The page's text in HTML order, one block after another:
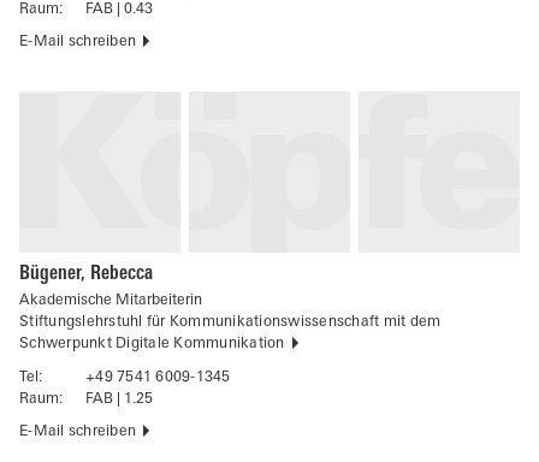
Raum:
FAB | 0.43
E-Mail schreiben
Bügener, Rebecca
Akademische Mitarbeiterin
Stiftungslehrstuhl für Kommunikationswissenschaft mit dem
Schwerpunkt Digitale Kommunikation
Tel:
+49 7541 6009-1345
Raum:
FAB | 1.25
E-Mail schreiben